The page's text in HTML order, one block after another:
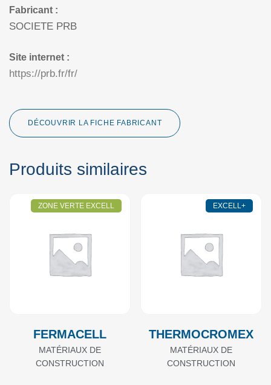
Fabricant :
SOCIETE PRB
Site internet :
https://prb.fr/fr/
DÉCOUVRIR LA FICHE FABRICANT
Produits similaires
ZONE VERTE EXCELL
FERMACELL
MATÉRIAUX DE
CONSTRUCTION
EXCELL+
THERMOCROMEX
MATÉRIAUX DE
CONSTRUCTION